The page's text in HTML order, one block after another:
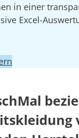
in einer
Excel-